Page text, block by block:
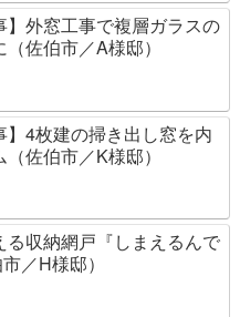
】外窓工事で複層ガラスの
佐伯市／A様邸）
】4枚建の掃き出し窓を内
佐伯市／K様邸）
る収納網戸『しまえるんで
／H様邸）